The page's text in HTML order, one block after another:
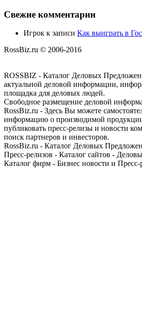
Свежие комментарии
Игрок к записи Как выиграть в
RossBiz.ru © 2006-2016
ROSSBIZ - Каталог Деловых
актуальной деловой информации,
площадка для деловых людей.
Свободное размещение деловой
RossBiz.ru - Здесь Вы можете
информацию о производимой
публиковать пресс-релизы и новости
поиск партнеров и инвесторов.
RossBiz.ru - Каталог Деловых
Пресс-релизов - Каталог сайтов -
Каталог фирм - Бизнес новости и Пресс-